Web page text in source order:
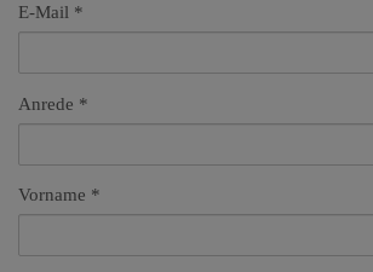
E-Mail
Anrede
Vorname